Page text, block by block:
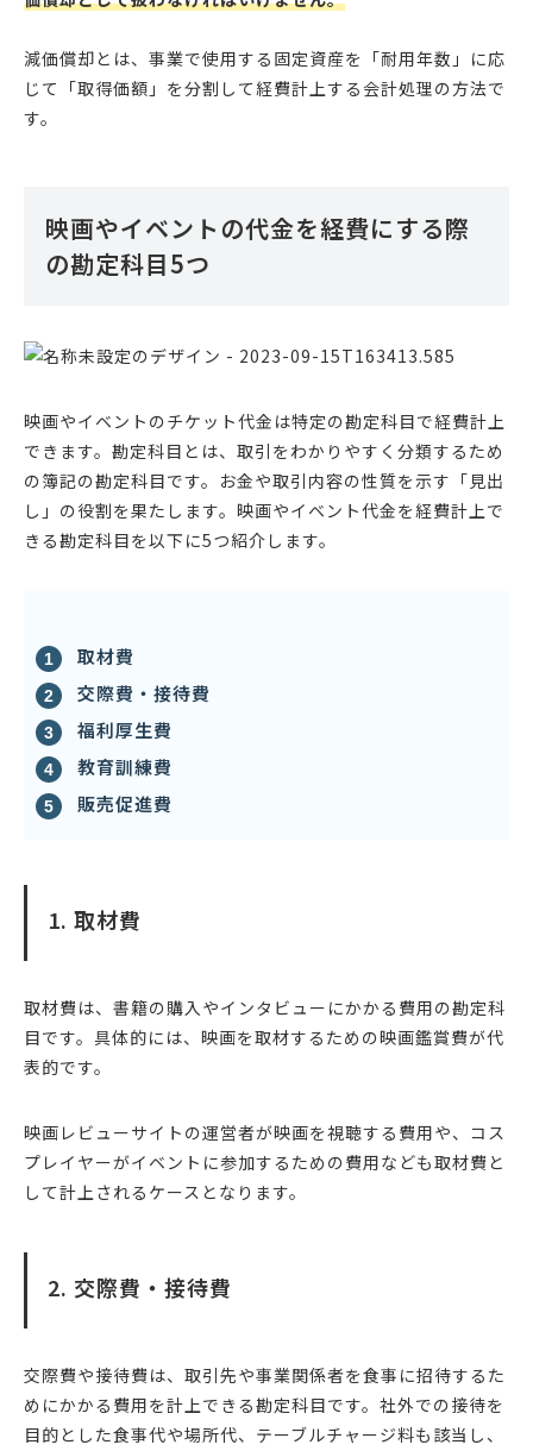
減価償却とは、事業で使用する固定資産を「耐用年数」に応
じて「取得価額」を分割して経費計上する会計処理の方法で
す。
映画やイベントの代金を経費にする際
の勘定科目5つ
映画やイベントのチケット代金は特定の勘定科目で経費計上
できます。勘定科目とは、取引をわかりやすく分類するため
の簿記の勘定科目です。お金や取引内容の性質を示す「見出
し」の役割を果たします。映画やイベント代金を経費計上で
きる勘定科目を以下に5つ紹介します。
取材費
交際費・接待費
福利厚生費
教育訓練費
販売促進費
1. 取材費
取材費は、書籍の購入やインタビューにかかる費用の勘定科
目です。具体的には、映画を取材するための映画鑑賞費が代
表的です。
映画レビューサイトの運営者が映画を視聴する費用や、コス
プレイヤーがイベントに参加するための費用なども取材費と
して計上されるケースとなります。
2. 交際費・接待費
交際費や接待費は、取引先や事業関係者を食事に招待するた
めにかかる費用を計上できる勘定科目です。社外での接待を
目的とした食事代や場所代、テーブルチャージ料も該当し、